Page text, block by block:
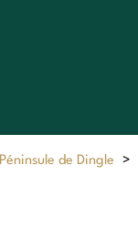
Péninsule de Dingle >